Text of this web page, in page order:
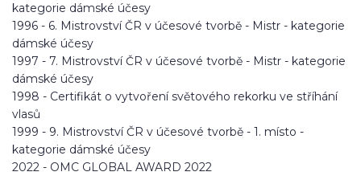
kategorie dámské účesy
1996 - 6. Mistrovství ČR v účesové tvorbě - Mistr - kategorie
dámské účesy
1997 - 7. Mistrovství ČR v účesové tvorbě - Mistr - kategorie
dámské účesy
1998 - Certifikát o vytvoření světového rekorku ve stříhání
vlasů
1999 - 9. Mistrovství ČR v účesové tvorbě - 1. místo -
kategorie dámské účesy
2022 - OMC GLOBAL AWARD 2022